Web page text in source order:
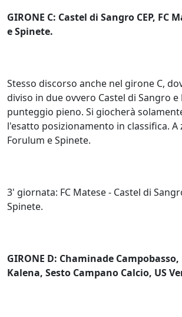
GIRONE C: Castel di Sangro CEP, FC
e Spinete.
Stesso discorso anche nel girone C,
diviso in due ovvero Castel di Sangro e
punteggio pieno. Si giocherà
l'esatto posizionamento in classifica. A
Forulum e Spinete.
3' giornata: FC Matese - Castel di
Spinete.
GIRONE D: Chaminade
Kalena, Sesto Campano Calcio, US